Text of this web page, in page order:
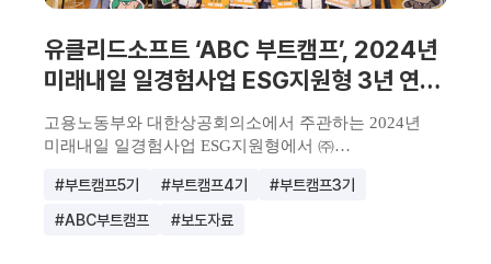
유클리드소프트 ‘ABC 부트캠프’, 2024년
미래내일 일경험사업 ESG지원형 3년 연속
우수 프로그램 선정
고용노동부와 대한상공회의소에서 주관하는 2024년
미래내일 일경험사업 ESG지원형에서 ㈜
#부트캠프5기 #부트캠프4기
#부트캠프3기
#ABC부트캠프
#보도자료